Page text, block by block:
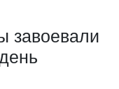
завоевали